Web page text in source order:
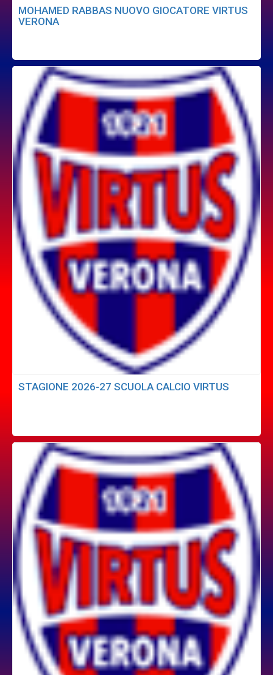
MOHAMED RABBAS NUOVO GIOCATORE VIRTUS
VERONA
STAGIONE 2026-27 SCUOLA CALCIO VIRTUS